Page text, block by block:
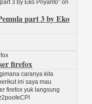
part 3 by Eko
firefox
caranya kita
ini saya mau
firefox yuk langsung